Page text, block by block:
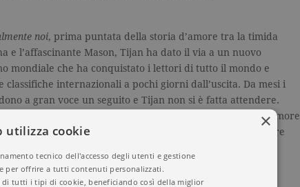
noi, prima puntata della storia d’amore tra la timida
e l’affascinante Mason, Tijan ha dato il via a un nuovo
mondiale che ha conquistato i lettori di tutto il mondo e
classifiche internazionali a pochi giorni dall’uscita. Da mesi i
a gran voce un seguito e Tijan non si è fatta attendere.
torna a parlare dell’amore che toglie il fiato. Dell’amore
arriva colpisce al cuore e per il quale si è pronti a lottare
×
utilizza cookie
tecnico dell'accesso degli utenti e gestione
per offrire a tutti contenuti personalizzati.
di tutti i tipi di cookie, beneficiando così della miglior